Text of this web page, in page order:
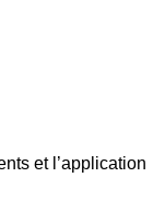
et l’application